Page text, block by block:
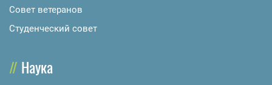
Совет ветеранов
Студенческий совет
Наука